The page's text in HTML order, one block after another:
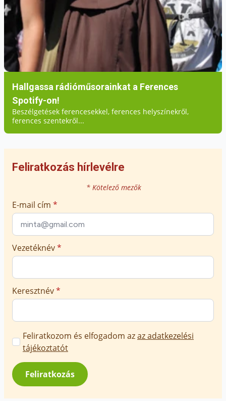
Fotó: Ferences Szegénygondozó Nővérek
Facebook-oldala
Szöveg: Gál Emília
Ferences Média 2024
Hallgassa rádióműsorainkat a Ferences
Spotify-on!
Beszélgetések ferencesekkel, ferences helyszínekről,
ferences szentekről...
Feliratkozás hírlevélre
* Kötelező mezők
E-mail cím *
Vezetéknév*
Keresztnév*
Marketing
üzenetek
jóváhagyása
*
Feliratkozom és elfogadom azaz adatkezelési
tájékoztatót
Feliratkozás